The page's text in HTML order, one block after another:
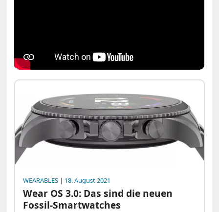
WEARABLES | 18. August 2021
Wear OS 3.0: Das sind die neuen
Fossil-Smartwatches